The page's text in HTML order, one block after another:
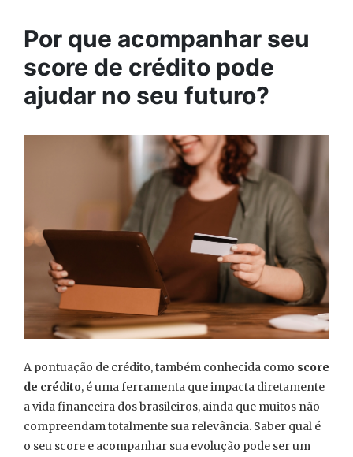
Por que acompanhar seu
score de crédito pode
ajudar no seu futuro?
A pontuação de crédito, também conhecida como score
de crédito, é uma ferramenta que impacta diretamente
a vida financeira dos brasileiros, ainda que muitos não
compreendam totalmente sua relevância. Saber qual é
o seu score e acompanhar sua evolução pode ser um